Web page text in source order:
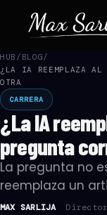
HUB / BLOG/
¿LA IA REEMPLAZA AL
OTRA
CARRERA
¿La IA
pregunta
La pregunta no
reemplaza un
MAX SARLIJA Director
SUSCRIPCIÓN · —
Empezá tu acceso
1
🔒 Pago seguro
¿Cómo te
Lo usamos para
NOMBRE *